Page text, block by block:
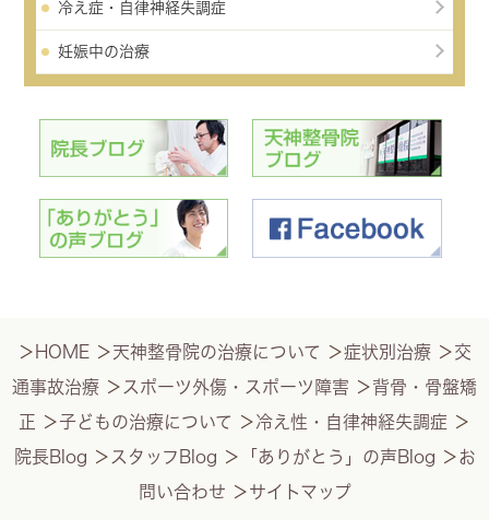
冷え症・自律神経失調症
妊娠中の治療
＞ HOME ＞天神整骨院の治療について ＞症状別治療 ＞交
通事故治療 ＞ スポーツ外傷・スポーツ障害 ＞背骨・骨盤矯
正
＞子どもの治療について ＞冷え性・自律神経失調症 ＞
院長Blog ＞ スタッフBlog ＞ 「ありがとう」の声Blog ＞お
問い合わせ ＞サイトマップ